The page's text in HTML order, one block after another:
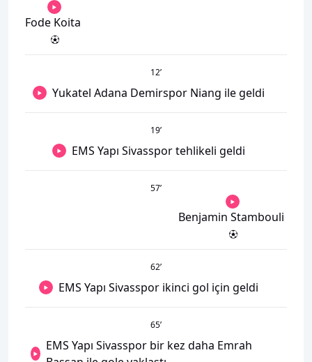
Fode Koita
12’
Yukatel Adana Demirspor Niang ile geldi
19’
EMS Yapı Sivasspor tehlikeli geldi
57’
Benjamin Stambouli
62’
EMS Yapı Sivasspor ikinci gol için geldi
65’
EMS Yapı Sivasspor bir kez daha Emrah